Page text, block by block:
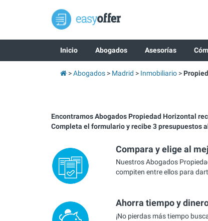
Inicio Abogados Asesorías
Abogados Madrid Inmobiliario
Encontramos Abogados Propiedad Horizontal
Completa el formulario y recibe 3 presupuestos
Compara y elige al
Nuestros Abogados
compiten entre ellos para
Ahorra tiempo y
¡No pierdas más tiempo